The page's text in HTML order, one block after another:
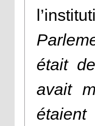
était
avait